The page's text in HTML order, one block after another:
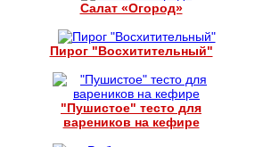
Салат «Огород»
Пирог "Восхитительный"
"Пушистое" тесто для
вареников на кефире